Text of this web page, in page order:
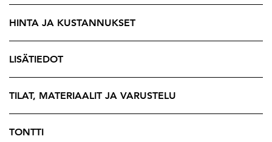
valokuitu vuonna 2021. Lisäksi veranta on muutettu
lämpimäksi tilaksi, mikä tuo lisää
käyttömahdollisuuksia ympäri vuoden.
nauttimiseen. Pihapiiristä löytyy myös terassi, autotalli
sekä varastotilaa. Rauhallinen sijainti yhdistettynä
Viialan palveluiden ja liikenneyhteyksien läheisyyteen
HINTA JA KUSTANNUKSET
LISÄTIEDOT
TILAT, MATERIAALIT JA VARUSTELU
TONTTI